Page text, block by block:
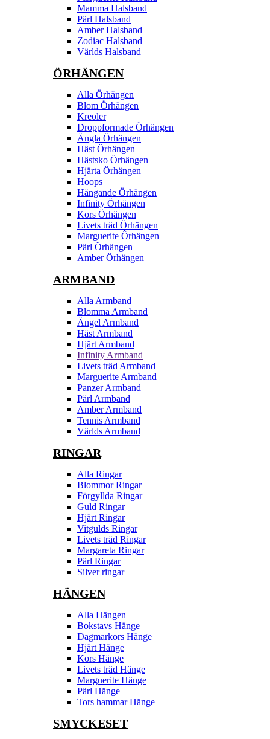
Mamma Halsband
Pärl Halsband
Amber Halsband
Zodiac Halsband
Världs Halsband
ÖRHÄNGEN
Alla Örhängen
Blom Örhängen
Kreoler
Droppformade Örhängen
Ängla Örhängen
Häst Örhängen
Hästsko Örhängen
Hjärta Örhängen
Hoops
Hängande Örhängen
Infinity Örhängen
Kors Örhängen
Livets träd Örhängen
Marguerite Ôrhängen
Pärl Örhängen
Amber Örhängen
ARMBAND
Alla Armband
Blomma Armband
Ängel Armband
Häst Armband
Hjärt Armband
Infinity Armband
Livets träd Armband
Marguerite Armband
Panzer Armband
Pärl Armband
Amber Armband
Tennis Armband
Världs Armband
RINGAR
Alla Ringar
Blommor Ringar
Förgyllda Ringar
Guld Ringar
Hjärt Ringar
Vitgulds Ringar
Livets träd Ringar
Margareta Ringar
Pärl Ringar
Silver ringar
HÄNGEN
Alla Hängen
Bokstavs Hänge
Dagmarkors Hänge
Hjärt Hänge
Kors Hänge
Livets träd Hänge
Marguerite Hänge
Pärl Hänge
Tors hammar Hänge
SMYCKESET